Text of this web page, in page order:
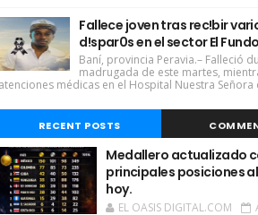
Fallece joven tras rec!bir
d!spar0s en el sector El
Baní, provincia Peravia.– Falleció
madrugada de este martes,
médicas en el Hospital Nuestra Señora
RECENT POSTS
Medallero actualizado
principales posiciones
hoy.
EL OASIS DIGITAL.COM